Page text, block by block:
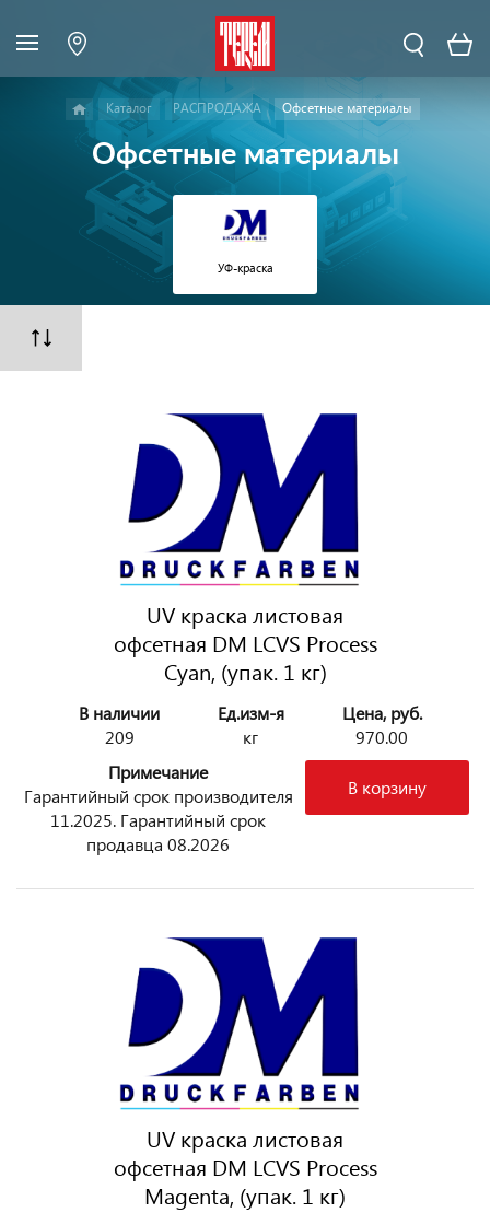
Каталог РАСПРОДАЖА Офсетные материалы
Офсетные материалы
УФ-краска
UV краска листовая
офсетная DM LCVS Process
Cyan, (упак. 1 кг)
В наличии
209
Ед.изм-я
кг
Цена, руб.
970.00
Примечание
Гарантийный срок производителя
11.2025. Гарантийный срок
продавца 08.2026
В корзину
UV краска листовая
офсетная DM LCVS Process
Magenta, (упак. 1 кг)